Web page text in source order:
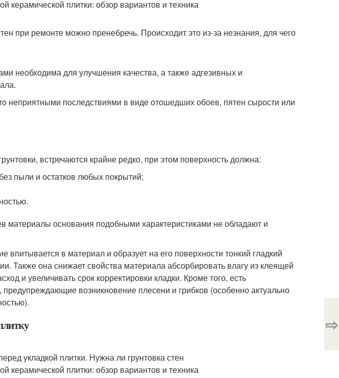
при ремонте можно пренебречь. Происходит это из-за незнания, для чего
необходима для улучшения качества, а также адгезивных и
неприятными последствиями в виде отошедших обоев, пятен сырости или
встречаются крайне редко, при этом поверхность должна:
пыли и остатков любых покрытий;
материалы основания подобными характеристиками не обладают и
впитывается в материал и образует на его поверхности тонкий гладкий
Также она снижает свойства материала абсорбировать влагу из клеящей
и увеличивать срок корректировки кладки. Кроме того, есть
возникновение плесени и грибков (особенно актуально
⇨